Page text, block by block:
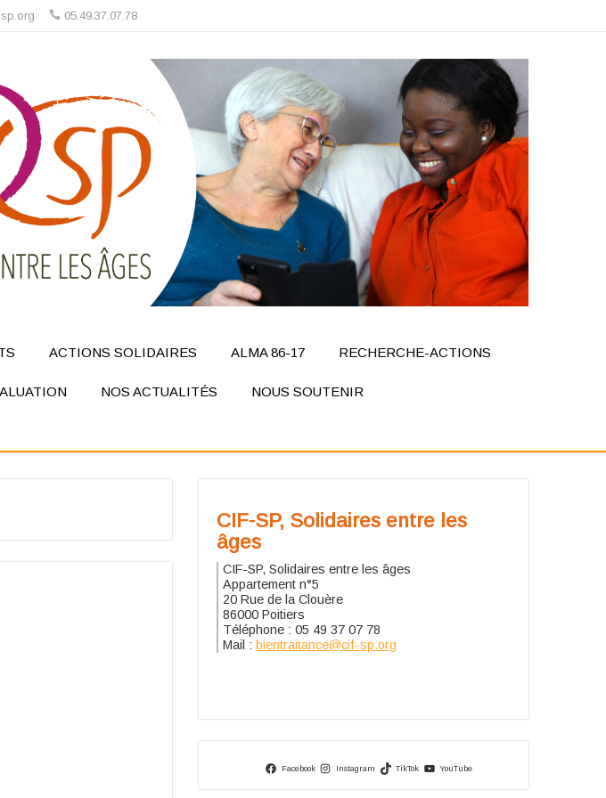
05.49.37.07.78
ACTIONS SOLIDAIRES ALMA 86-17 RECHERCHE-ACTIONS
NOS ACTUALITÉS NOUS SOUTENIR
CIF-SP, Solidaires entre les
âges
CIF-SP, Solidaires entre les âges
Appartement n°5
20 Rue de la Clouère
86000 Poitiers
Téléphone : 05 49 37 07 78
Mail : bientraitance@cif-sp.org
Facebook Instagram TikTok YouTube